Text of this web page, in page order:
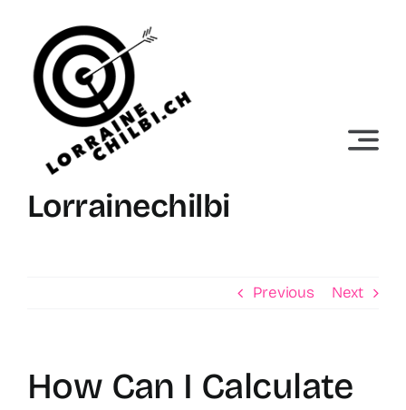
content
Lorrainechilbi
Previous Next
How Can I Calculate